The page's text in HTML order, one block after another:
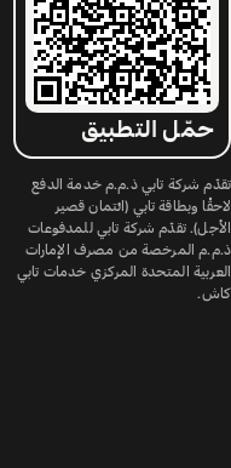
حمّل التطبيق
تقدّم شركة تابي ذ.م.م خدمة الدفع
لاحقًا وبطاقة تابي (ائتمان قصير
الأجل). تقدّم شركة تابي للمدفوعات
ذ.م.م المرخصة من مصرف الإمارات
العربية المتحدة المركزي خدمات تابي
كاش.